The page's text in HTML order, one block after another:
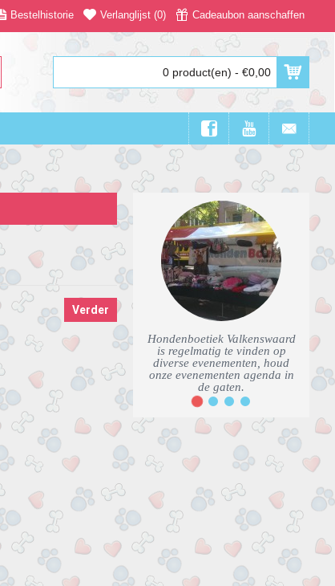
Bestelhistorie Verlanglijst (0) Cadeaubon aanschaffen
0 product(en) - €0,00
Hondenboetiek Valkenswaard
is regelmatig te vinden op
diverse evenementen, houd
onze evenementen agenda in
de gaten.
2 3 4
Verder